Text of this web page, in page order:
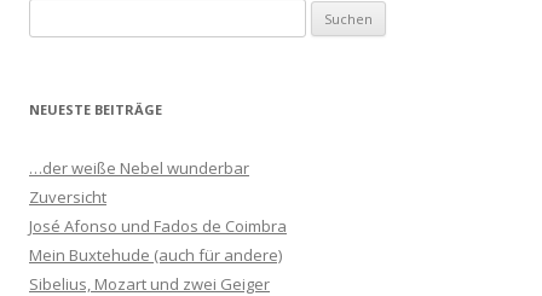
u
h
n
a
c
h
NEUESTE BEITRÄGE
…der weiße Nebel wunderbar
Zuversicht
José Afonso und Fados de Coimbra
Mein Buxtehude (auch für andere)
Sibelius, Mozart und zwei Geiger